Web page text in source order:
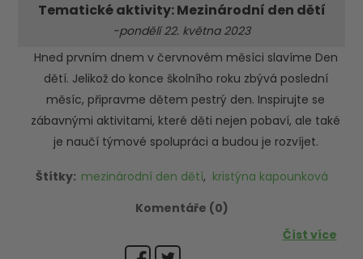
Tematické aktivity: Mezinárodní den dětí
-pondělí 22. května 2023
Hned prvním dnem v červnovém měsíci slavíme Den
dětí. Jelikož do konce školního roku zbývá poslední
měsíc, připravme dětem pestrý den. Inspirujte se
zábavnými aktivitami, které děti nejen pobaví, ale také
je naučí týmové spolupráci a budou je rozvíjet.
Štítky: mezinárodní den dětí, kristýna kapounková
Komentáře (0)
Číst více